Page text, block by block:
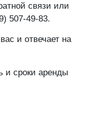
связи или
507-49-83.
и отвечает на
и сроки аренды